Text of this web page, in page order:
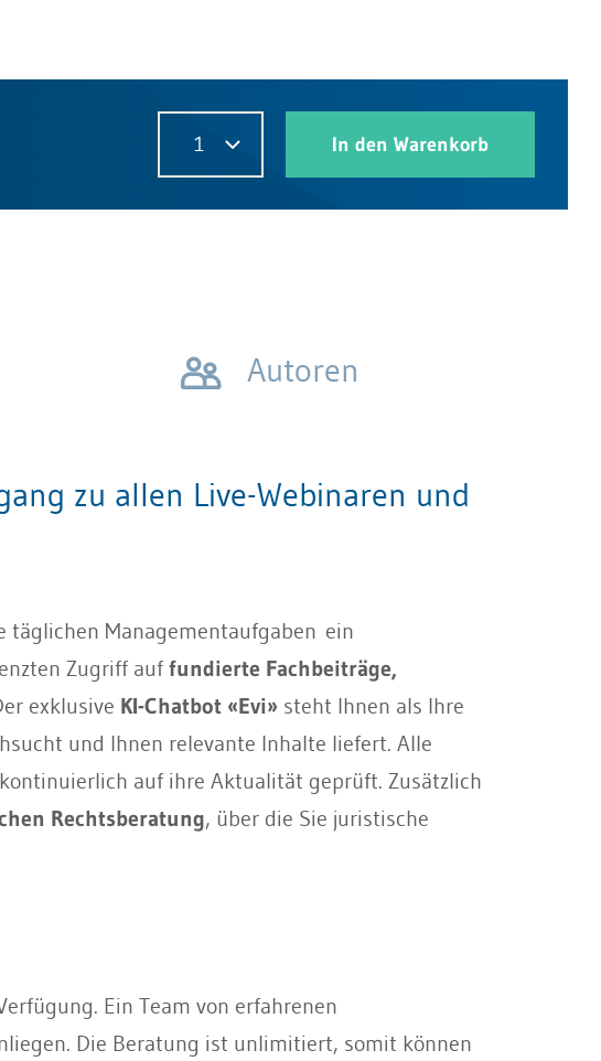
1 In den Warenkorb
Autoren
zu allen Live-Webinaren und
täglichen Managementaufgaben ein
Zugriff auffundierte Fachbeiträge,
exklusive KI-Chatbot «Evi» steht Ihnen als Ihre
und Ihnen relevante Inhalte liefert. Alle
auf ihre Aktualität geprüft. Zusätzlich
Rechtsberatung, über die Sie juristische
Ein Team von erfahrenen
Die Beratung ist unlimitiert, somit können